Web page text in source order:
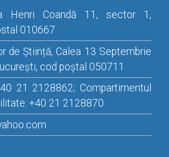
Henri Coandă 11, sector 1,
010667
de Știință, Calea 13 Septembrie
cod poștal 050711
21 2128862; Compartimentul
+40 21 2128870